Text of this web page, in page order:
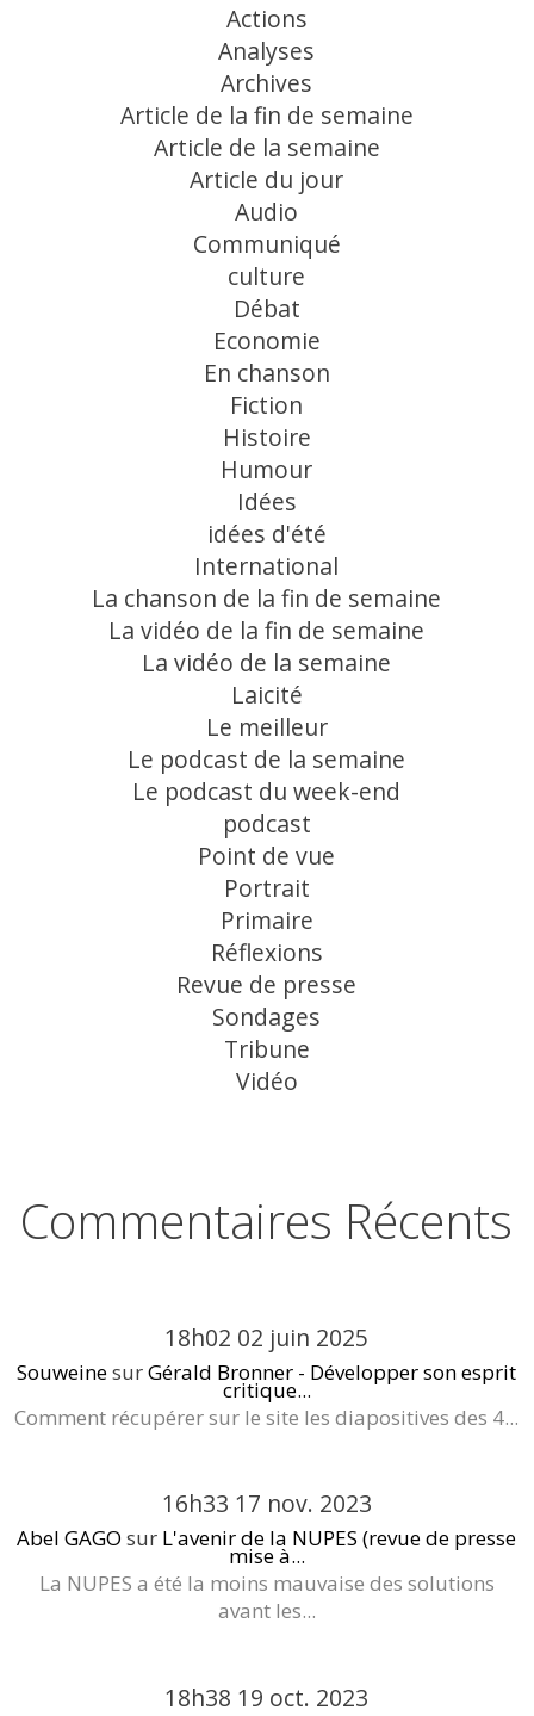
Actions
Analyses
Archives
Article de la fin de semaine
Article de la semaine
Article du jour
Audio
Communiqué
culture
Débat
Economie
En chanson
Fiction
Histoire
Humour
Idées
idées d'été
International
La chanson de la fin de semaine
La vidéo de la fin de semaine
La vidéo de la semaine
Laicité
Le meilleur
Le podcast de la semaine
Le podcast du week-end
podcast
Point de vue
Portrait
Primaire
Réflexions
Revue de presse
Sondages
Tribune
Vidéo
Commentaires Récents
18h02 02 juin 2025
SouweinesurGérald Bronner - Développer son esprit
critique...
Comment récupérer sur le site les diapositives des 4...
16h33 17 nov. 2023
Abel GAGO sur L'avenir de la NUPES (revue de presse
mise à...
La NUPES a été la moins mauvaise des solutions
avant les...
18h38 19 oct. 2023